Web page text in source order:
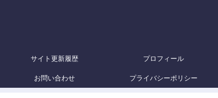
サイト更新履歴 プロフィール
お問い合わせ プライバシーポリシー